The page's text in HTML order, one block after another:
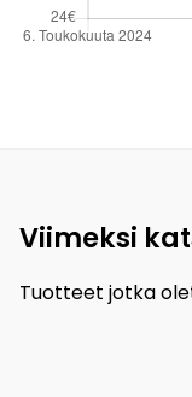
Viimeksi
Tuotteet jotka